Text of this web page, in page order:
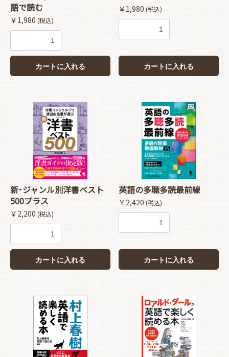
語で読む
￥1,980 (税込)
カートに入れる
￥1,980 (税込)
カートに入れる
新･ジャンル別洋書ベスト
500プラス
￥2,200 (税込)
カートに入れる
英語の多聴多読最前線
￥2,420 (税込)
カートに入れる